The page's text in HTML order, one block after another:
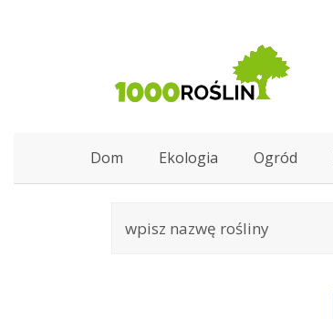
Dom Ekologia Ogród